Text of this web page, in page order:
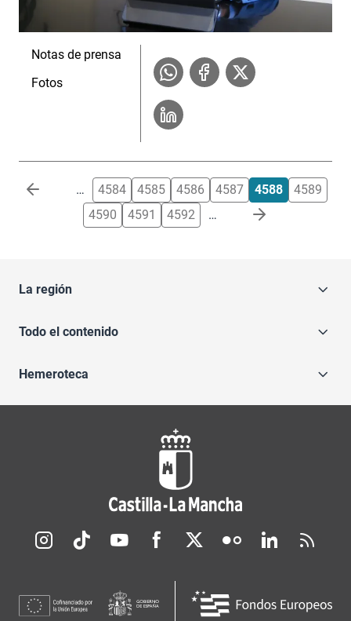
Notas de prensa
Fotos
Paginación … 4584 4585 4586 4587 4588
4589
4590
4591 4592 …
La región
Todo el contenido
Hemeroteca
Redes sociales JCCM